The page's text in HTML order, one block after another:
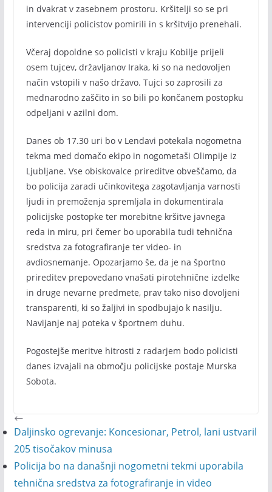
in dvakrat v zasebnem prostoru. Kršitelji so se pri
intervenciji policistov pomirili in s kršitvijo prenehali.
Včeraj dopoldne so policisti v kraju Kobilje prijeli
osem tujcev, državljanov Iraka, ki so na nedovoljen
način vstopili v našo državo. Tujci so zaprosili za
mednarodno zaščito in so bili po končanem postopku
odpeljani v azilni dom.
Danes ob 17.30 uri bo v Lendavi potekala nogometna
tekma med domačo ekipo in nogometaši Olimpije iz
Ljubljane. Vse obiskovalce prireditve obveščamo, da
bo policija zaradi učinkovitega zagotavljanja varnosti
ljudi in premoženja spremljala in dokumentirala
policijske postopke ter morebitne kršitve javnega
reda in miru, pri čemer bo uporabila tudi tehnična
sredstva za fotografiranje ter video- in
avdiosnemanje. Opozarjamo še, da je na športno
prireditev prepovedano vnašati pirotehnične izdelke
in druge nevarne predmete, prav tako niso dovoljeni
transparenti, ki so žaljivi in spodbujajo k nasilju.
Navijanje naj poteka v športnem duhu.
Pogostejše meritve hitrosti z radarjem bodo policisti
danes izvajali na območju policijske postaje Murska
Sobota.
Daljinsko ogrevanje: Koncesionar, Petrol, lani ustvaril
205 tisočakov minusa
Policija bo na današnji nogometni tekmi uporabila
tehnična sredstva za fotografiranje in video